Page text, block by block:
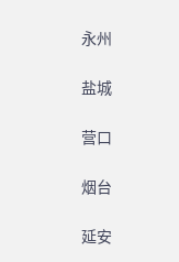
永州
盐城
营口
烟台
延安